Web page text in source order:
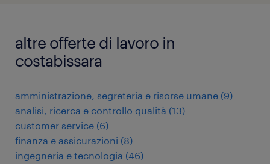
altre offerte di lavoro in
costabissara
amministrazione, segreteria e risorse umane (9)
analisi, ricerca e controllo qualità (13)
customer service (6)
finanza e assicurazioni (8)
ingegneria e tecnologia (46)